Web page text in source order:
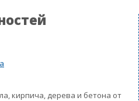
кирпича, дерева и бетона от